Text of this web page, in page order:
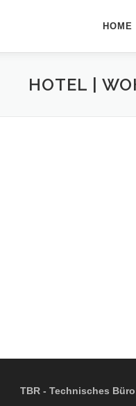
HOME
HOTEL |
TBR - Technisches